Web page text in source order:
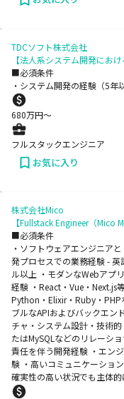
TDCソフト株式会社
【法人系システム開発にお
■必須条件
・システム開発の経験（5年
680万円〜
フルスタックエンジニア
お気に入り
株式会社Mico
【Fullstack Engineer（Mico
■必須条件
・ソフトウェアエンジニア
発プロセスでの業務経験 -
ル以上 ・モダンなWebアプ
経験 ・React・Vue・Next.js
Python・Elixir・Ruby・PHP
ブルなAPIおよびバックエン
チャ・システム設計・技術
たはMySQLなどのリレーシ
責任を伴う開発経験 ・エン
験 ・高いコミュニケーショ
確実性の高い状況でも主体